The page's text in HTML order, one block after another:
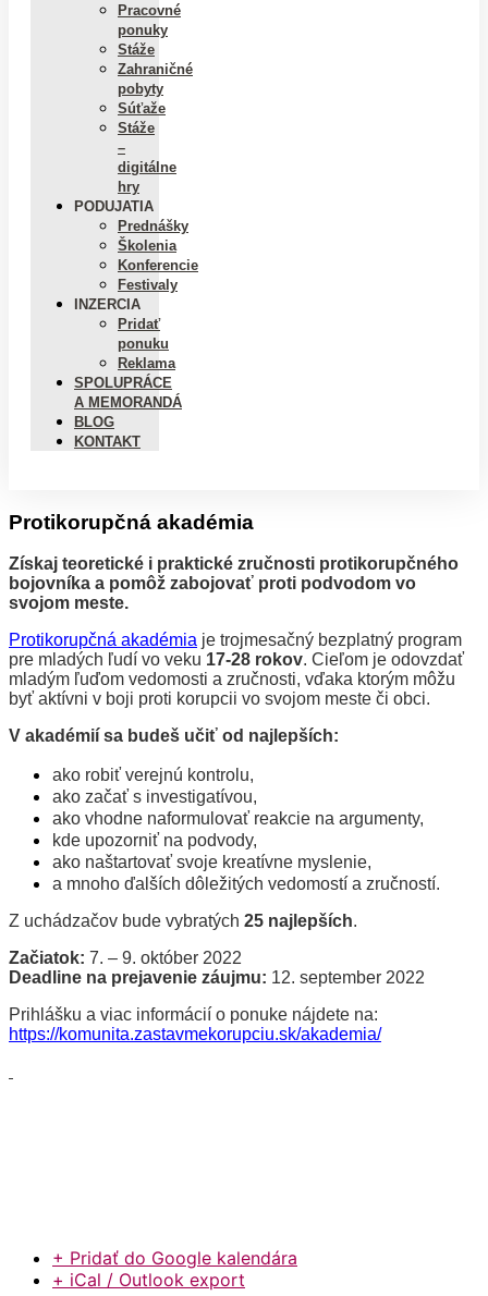
Pracovné
ponuky
Stáže
Zahraničné
pobyty
Súťaže
Stáže
–
digitálne
hry
PODUJATIA
Prednášky
Školenia
Konferencie
Festivaly
INZERCIA
Pridať
ponuku
Reklama
SPOLUPRÁCE
A MEMORANDÁ
BLOG
KONTAKT
Protikorupčná akadémia
Získaj teoretické i praktické zručnosti protikorupčného
bojovníka a pomôž zabojovať proti podvodom vo
svojom meste.
Protikorupčná akadémia je trojmesačný bezplatný program
pre mladých ľudí vo veku 17-28 rokov. Cieľom je odovzdať
mladým ľuďom vedomosti a zručnosti, vďaka ktorým môžu
byť aktívni v boji proti korupcii vo svojom meste či obci.
V akadémií sa budeš učiť od najlepších:
ako robiť verejnú kontrolu,
ako začať s investigatívou,
ako vhodne naformulovať reakcie na argumenty,
kde upozorniť na podvody,
ako naštartovať svoje kreatívne myslenie,
a mnoho ďalších dôležitých vedomostí a zručností.
Z uchádzačov bude vybratých 25 najlepších.
Začiatok: 7. – 9. október 2022
Deadline na prejavenie záujmu: 12. september 2022
Prihlášku a viac informácií o ponuke nájdete na:
https://komunita.zastavmekorupciu.sk/akademia/
+ Pridať do Google kalendára
+ iCal / Outlook export